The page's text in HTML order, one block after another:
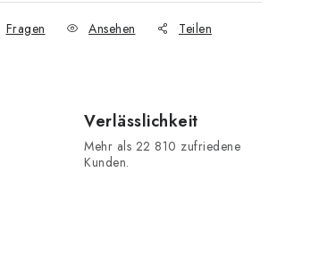
Fragen Ansehen Teilen
Verlässlichkeit
Mehr als 22 810 zufriedene
Kunden.